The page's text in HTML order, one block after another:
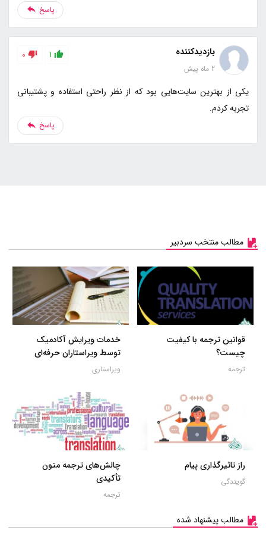
پاسخ
بازدیدکننده
2 ماه پیش
1
0
یکی از بهترین سایت‌هایی بود که از نظر راحتی استفاده و پشتیبانی
تجربه کردم.
پاسخ
مطالب منتخب سردبیر
قوانین ترجمه با کیفیت
چیست؟
ترجمه
خدمات ویرایش آکادمیک
توسط ویراستاران حرفه‌ای
ویراستاری
راز تاثیرگذاری پیام
گویندگی
چالش‌های ترجمه متون
تأکیدی
ترجمه
مطالب پیشنهاد شده